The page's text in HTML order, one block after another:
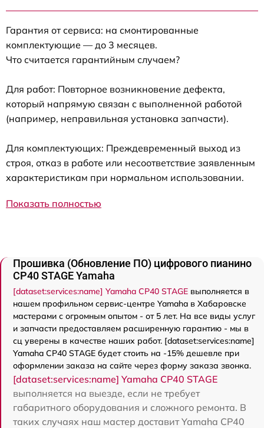
Гарантия от сервиса: на смонтированные
комплектующие — до 3 месяцев.
Что считается гарантийным случаем?
Для работ: Повторное возникновение дефекта,
который напрямую связан с выполненной работой
(например, неправильная установка запчасти).
Для комплектующих: Преждевременный выход из
строя, отказ в работе или несоответствие заявленным
характеристикам при нормальном использовании.
Показать полностью
Прошивка (Обновление ПО) цифрового пианино
CP40 STAGE Yamaha
[dataset:services:name] Yamaha CP40 STAGE выполняется в
нашем профильном сервис-центре Yamaha в Хабаровске
мастерами с огромным опытом - от 5 лет. На все виды услуг
и запчасти предоставляем расширенную гарантию - мы в
сц уверены в качестве наших работ. [dataset:services:name]
Yamaha CP40 STAGE будет стоить на -15% дешевле при
оформлении заказа на сайте через форму заказа звонка.
[dataset:services:name] Yamaha CP40 STAGE
выполняется на выезде, если не требует
габаритного оборудования и сложного ремонта. В
таких случаях наш мастер доставит Yamaha CP40